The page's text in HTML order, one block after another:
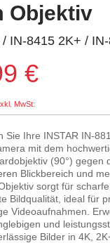
Objektiv
IN-8415 2K+ /
€
Sie Ihre INSTAR IN-
mit dem
(90°) gegen
Blickbereich und
sorgt für
Bildqualität, ideal für
Videoaufnahmen.
und
Bilder in 4K,